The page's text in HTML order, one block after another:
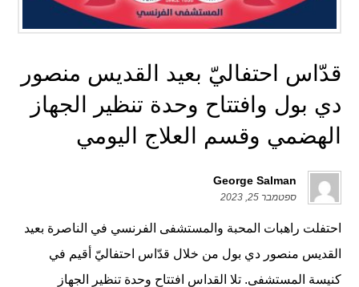
قدّاس احتفاليّ بعيد القديس منصور
دي بول وافتتاح وحدة تنظير الجهاز
الهضمي وقسم العلاج اليومي
George Salman
ספטמבר 25, 2023
احتفلت راهبات المحبة والمستشفى الفرنسي في الناصرة بعيد
القديس منصور دي بول من خلال قدّاس احتفاليّ أقيم في
كنيسة المستشفى. تلا القداس افتتاح وحدة تنظير الجهاز